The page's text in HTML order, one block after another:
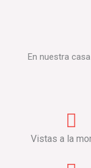
En nuestra
Vistas a la